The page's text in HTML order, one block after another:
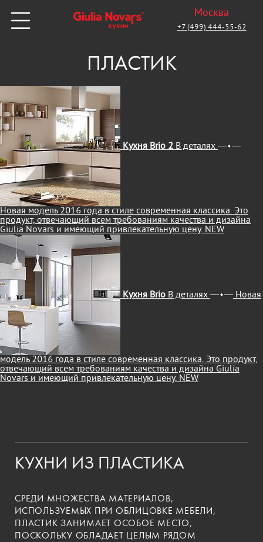
Москва
+7 (499) 444-55-62
ПЛАСТИК
Кухня Brio 2 В деталях
Новая модель 2016 года в стиле современная классика. Это
продукт, отвечающий всем требованиям качества и дизайна
Giulia Novars и имеющий привлекательную цену. NEW
Кухня Brio В деталях Новая
модель 2016 года в стиле современная классика. Это продукт,
отвечающий всем требованиям качества и дизайна Giulia
Novars и имеющий привлекательную цену. NEW
КУХНИ ИЗ ПЛАСТИКА
СРЕДИ МНОЖЕСТВА МАТЕРИАЛОВ,
ИСПОЛЬЗУЕМЫХ ПРИ ОБЛИЦОВКЕ МЕБЕЛИ,
ПЛАСТИК ЗАНИМАЕТ ОСОБОЕ МЕСТО,
ПОСКОЛЬКУ ОБЛАДАЕТ ЦЕЛЫМ РЯДОМ